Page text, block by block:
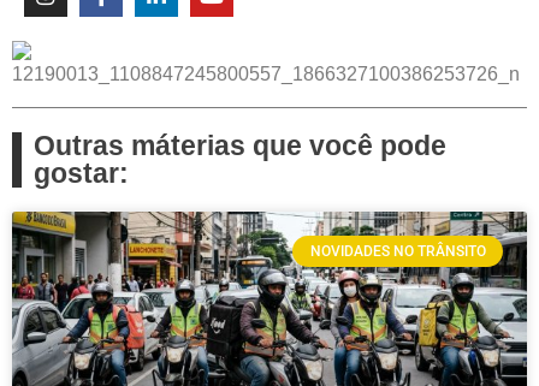
Outras máterias que você pode
gostar:
NOVIDADES NO TRÂNSITO